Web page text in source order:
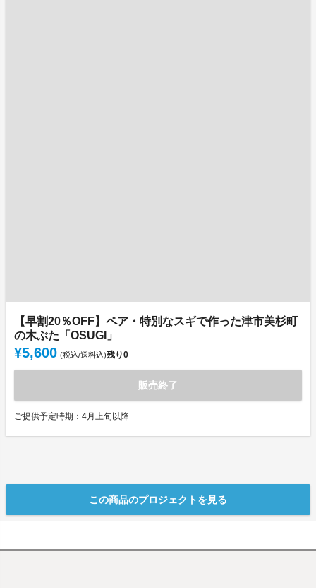
【早割20％OFF】ペア・特別なスギで作った津市美杉町
の木ぶた「OSUGI」
¥5,600 (税込/送料込)残り0
販売終了
ご提供予定時期：4月上旬以降
この商品のプロジェクトを見る